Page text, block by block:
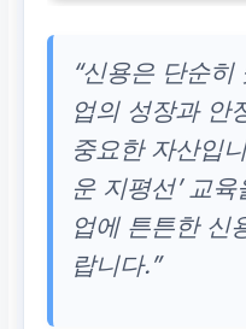
“신용은 단순
업의 성장과 안
중요한 자산입
운 지평선’ 교
업에 튼튼한 신
랍니다.”